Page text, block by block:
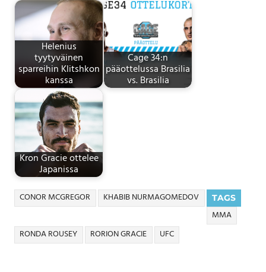
Helenius
tyytyväinen
sparreihin Klitshkon
kanssa
Cage 34:n
pääottelussa Brasilia
vs. Brasilia
Kron Gracie ottelee
Japanissa
TAGS
CONOR MCGREGOR
KHABIB NURMAGOMEDOV
MMA
RONDA ROUSEY
RORION GRACIE UFC